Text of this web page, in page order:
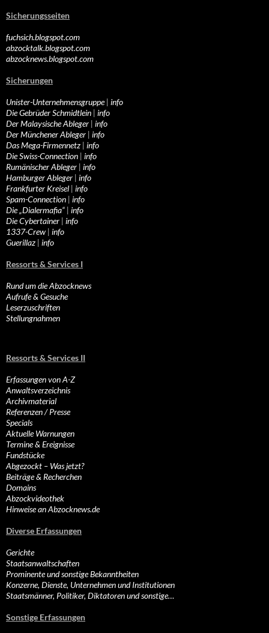
Sicherungsseiten
fuchsich.blogspot.com
abzocktalk.blogspot.com
abzocknews.blogspot.com
Sicherungen
Unister-Unternehmensgruppe| info
Die Gebrüder Schmidtlein | info
Der Malaysische Ableger | info
Der Münchener Ableger | info
Das Mega-Firmennetz | info
Die Swiss-Connection | info
Rumänischer Ableger | info
Hamburger Ableger | info
Frankfurter Kreisel | info
Spam-Connection | info
Die „Dialermafia“ | info
Die Cybertainer | info
1337-Crew | info
Guerillaz | info
Ressorts & Services I
Rund um die Abzocknews
Aufrufe & Gesuche
Leserzuschriften
Stellungnahmen
Ressorts & Services II
Erfassungen von A-Z
Anwaltsverzeichnis
Archivmaterial
Referenzen / Presse
Specials
Aktuelle Warnungen
Termine & Ereignisse
Fundstücke
Abgezockt – Was jetzt?
Beiträge & Recherchen
Domains
Abzockvideothek
Hinweise an Abzocknews.de
Diverse Erfassungen
Gerichte
Staatsanwaltschaften
Prominente und sonstige Bekanntheiten
Konzerne, Dienste, Unternehmen und Institutionen
Staatsmänner, Politiker, Diktatoren und sonstige…
Sonstige Erfassungen